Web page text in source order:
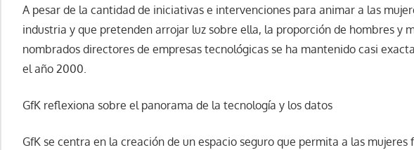
A pesar de la cantidad de iniciativas e intervenciones para animar a las
industria y que pretenden arrojar luz sobre ella, la proporción de hombres y
nombrados directores de empresas tecnológicas se ha mantenido casi
el año 2000.
GfK reflexiona sobre el panorama de la tecnología y los datos
GfK se centra en la creación de un espacio seguro que permita a las